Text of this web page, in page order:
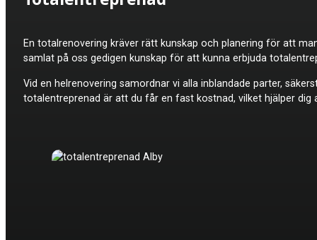
En totalrenovering kräver rätt kunskap och planering för att
samlat på oss gedigen kunskap för att kunna erbjuda
Vid en helrenovering samordnar vi alla inblandade parter,
totalentreprenad är att du får en fast kostnad, vilket hjälper